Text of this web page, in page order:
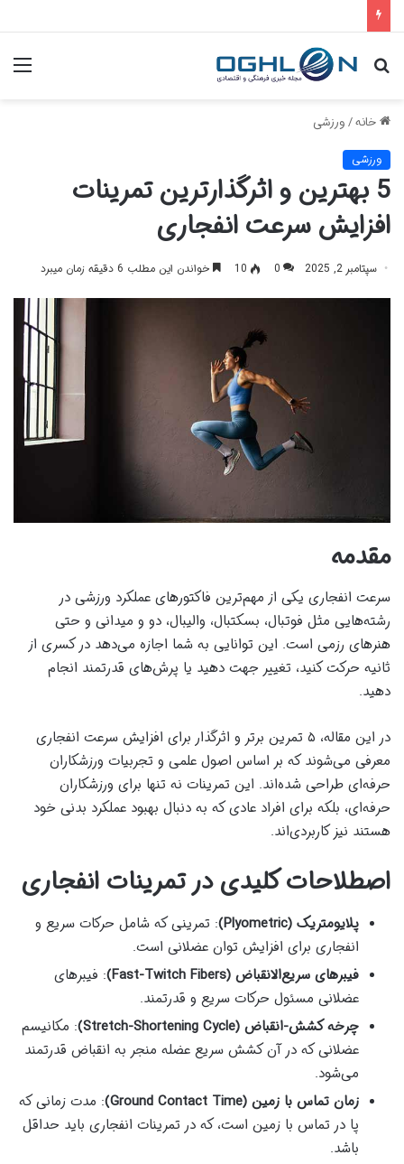
جستجو
خانه/ورزشی
ورزشی
5 بهترین و اثرگذارترین تمرینات
افزایش سرعت انفجاری
سپتامبر 2, 2025 0
10 خواندن این مطلب 6 دقیقه زمان میبرد
مقدمه
سرعت انفجاری یکی از مهم‌ترین فاکتورهای عملکرد ورزشی در
رشته‌هایی مثل فوتبال، بسکتبال، والیبال، دو و میدانی و حتی
هنرهای رزمی است. این توانایی به شما اجازه می‌دهد در کسری از
ثانیه حرکت کنید، تغییر جهت دهید یا پرش‌های قدرتمند انجام
دهید.
در این مقاله، ۵ تمرین برتر و اثرگذار برای افزایش سرعت انفجاری
معرفی می‌شوند که بر اساس اصول علمی و تجربیات ورزشکاران
حرفه‌ای طراحی شده‌اند. این تمرینات نه تنها برای ورزشکاران
حرفه‌ای، بلکه برای افراد عادی که به دنبال بهبود عملکرد بدنی خود
هستند نیز کاربردی‌اند.
اصطلاحات کلیدی در تمرینات انفجاری
پلایومتریک (Plyometric)
: تمرینی که شامل حرکات سریع و
انفجاری برای افزایش توان عضلانی است.
فیبرهای سریع‌الانقباض (Fast-Twitch Fibers)
: فیبرهای
عضلانی مسئول حرکات سریع و قدرتمند.
چرخه کشش-انقباض (Stretch-Shortening Cycle)
: مکانیسم
عضلانی که در آن کشش سریع عضله منجر به انقباض قدرتمند
می‌شود.
زمان تماس با زمین (Ground Contact Time)
: مدت زمانی که
پا در تماس با زمین است، که در تمرینات انفجاری باید حداقل
باشد.